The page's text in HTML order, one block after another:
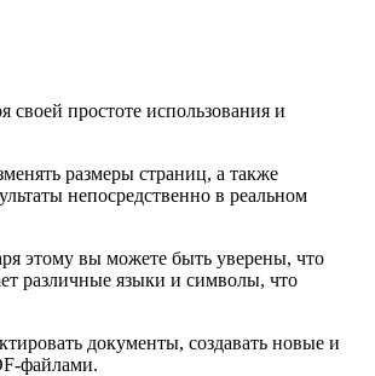
простоте использования и
размеры страниц, а также
непосредственно в реальном
этому вы можете быть уверены, что
различные языки и символы, что
документы, создавать новые и
файлами.